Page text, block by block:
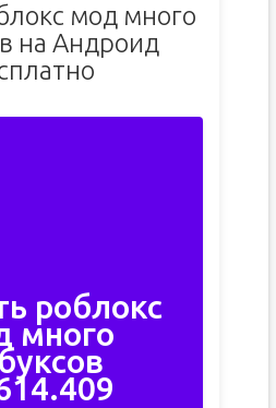
мод много
на Андроид
роблокс
много